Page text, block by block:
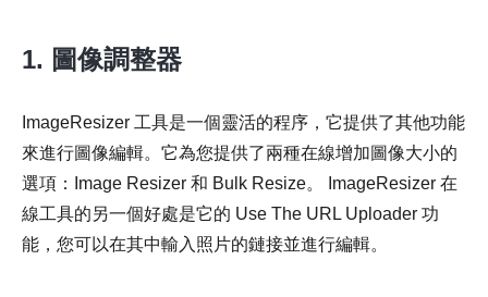
1. 圖像調整器
ImageResizer 工具是一個靈活的程序，它提供了其他功能
來進行圖像編輯。它為您提供了兩種在線增加圖像大小的
選項：Image Resizer 和 Bulk Resize。 ImageResizer 在
線工具的另一個好處是它的 Use The URL Uploader 功
能，您可以在其中輸入照片的鏈接並進行編輯。